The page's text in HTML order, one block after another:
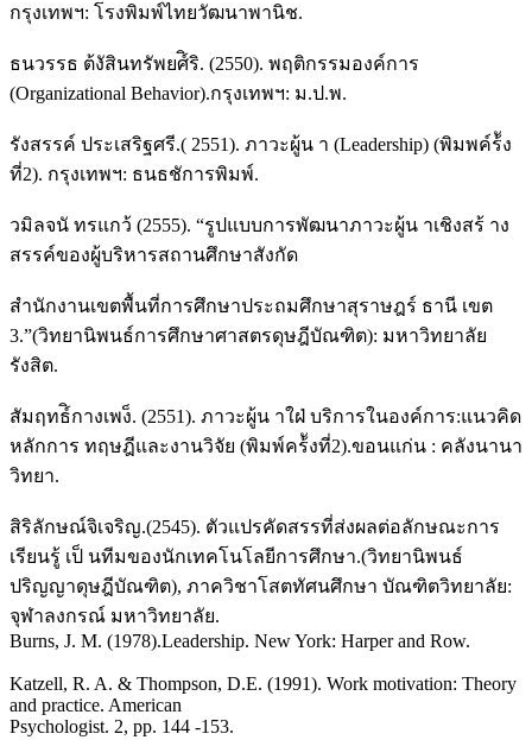
กรุงเทพฯ: โรงพิมพ์ไทยวัฒนาพานิช.
ธนวรรธ ต้งัสินทรัพยศ์ิริ. (2550). พฤติกรรมองค์การ
(Organizational Behavior).กรุงเทพฯ: ม.ป.พ.
รังสรรค์ ประเสริฐศรี.( 2551). ภาวะผู้น า (Leadership) (พิมพค์ร้ัง
ที่2). กรุงเทพฯ: ธนธชัการพิมพ์.
วมิลจนั ทรแกว้ (2555). “รูปแบบการพัฒนาภาวะผู้น าเชิงสร้ าง
สรรค์ของผู้บริหารสถานศึกษาสังกัด
สำนักงานเขตพื้นที่การศึกษาประถมศึกษาสุราษฎร์ ธานี เขต
3.”(วิทยานิพนธ์การศึกษาศาสตรดุษฎีบัณฑิต): มหาวิทยาลัย
รังสิต.
สัมฤทธ์ิกางเพง็. (2551). ภาวะผู้น าใฝ่ บริการในองค์การ:แนวคิด
หลักการ ทฤษฎีและงานวิจัย (พิมพ์คร้ังที่2).ขอนแก่น : คลังนานา
วิทยา.
สิริลักษณ์จิเจริญ.(2545). ตัวแปรคัดสรรที่ส่งผลต่อลักษณะการ
เรียนรู้ เป็ นทีมของนักเทคโนโลยีการศึกษา.(วิทยานิพนธ์
ปริญญาดุษฎีบัณฑิต), ภาควิชาโสตทัศนศึกษา บัณฑิตวิทยาลัย:
จุฬาลงกรณ์ มหาวิทยาลัย.
Burns, J. M. (1978).Leadership. New York: Harper and Row.
Katzell, R. A. & Thompson, D.E. (1991). Work motivation: Theory
and practice. American
Psychologist. 2, pp. 144 -153.